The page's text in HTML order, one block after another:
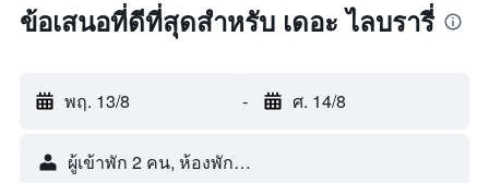
ข้อเสนอที่ดีที่สุดสำหรับ เดอะ ไลบรารี่
พฤ. 13/8 - ศ. 14/8
ผู้เข้าพัก 2 คน, ห้องพัก 1 ห้อง